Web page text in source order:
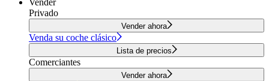
Vender
Privado
Vender ahora
Venda su coche clásico
Lista de precios
Comerciantes
Vender ahora